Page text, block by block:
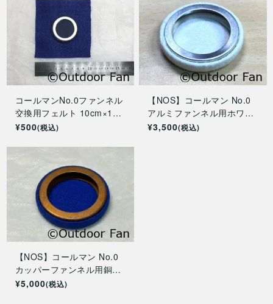
コールマンNo.0ファンネル
交換用フェルト 10cm×10c
m
¥500(税込)
【NOS】コールマン No.0
アルミファンネル用ホワイ
トフィルター
¥3,500(税込)
【NOS】コールマン No.0
カッパーファンネル用銅製
ブルーフィルター
¥5,000(税込)